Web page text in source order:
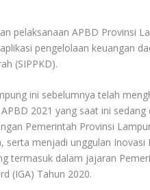
pelaksanaan APBD Provinsi
pengelolaan keuangan
(SIPPKD).
ini sebelumnya telah
2021 yang saat ini
Pemerintah Provinsi
serta menjadi unggulan
termasuk dalam jajaran
(IGA) Tahun 2020.